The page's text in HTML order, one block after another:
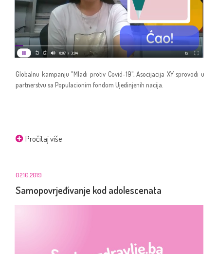
Globalnu kampanju "Mladi protiv Covid-19", Asocijacija XY sprovodi u
partnerstvu sa Populacionim fondom Ujedinjenih nacija.
Pročitaj više
02.10.2019
Samopovrjeđivanje kod adolescenata